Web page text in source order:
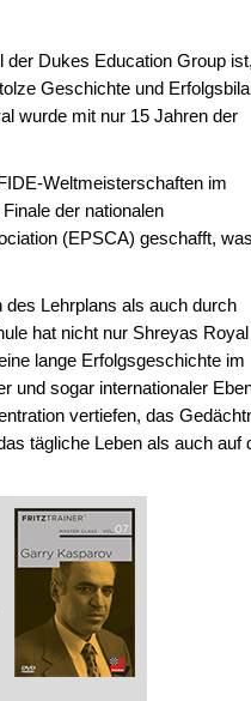
der Dukes Education Group ist,
Geschichte und
wurde mit nur 15 Jahren der
Weltmeisterschaften im
der nationalen
(EPSCA) geschafft,
Lehrplans als auch durch
hat nicht nur Shreyas Royal
lange Erfolgsgeschichte im
und sogar internationaler
vertiefen, das
tägliche Leben als auch auf